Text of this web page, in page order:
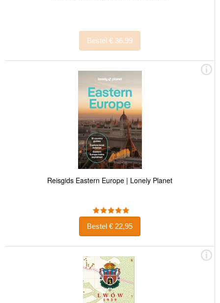
Bestel € 36,99
Reisgids Eastern Europe | Lonely Planet
Bestel € 22,95